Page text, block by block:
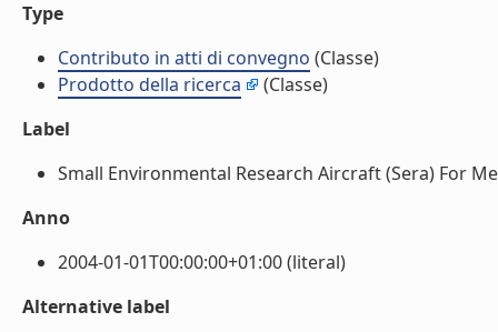
Type
Contributo in atti di convegno (Classe)
Prodotto della ricerca
(Classe)
Label
Small Environmental Research Aircraft (Sera) For
Anno
2004-01-01T00:00:00+01:00 (literal)
Alternative label